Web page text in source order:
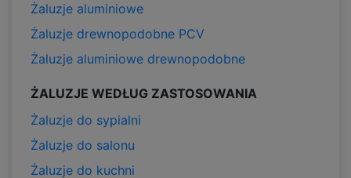
Żaluzje aluminiowe
Żaluzje drewnopodobne PCV
Żaluzje aluminiowe drewnopodobne
ŻALUZJE WEDŁUG ZASTOSOWANIA
Żaluzje do sypialni
Żaluzje do salonu
Żaluzje do kuchni